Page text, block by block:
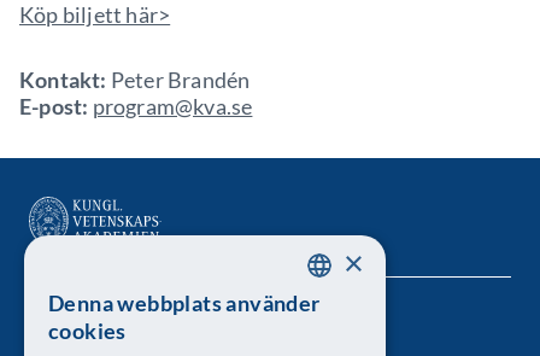
Köp biljett här>
Kontakt: Peter Brandén
E-post: program@kva.se
Kungl. Vetenskapsakademien SWEDISH
×
Denna webbplats använder
cookies